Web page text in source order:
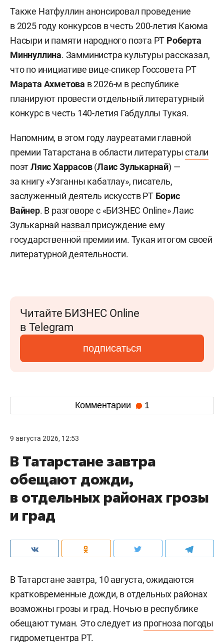
Также Натфуллин анонсировал проведение
в 2025 году конкурсов в честь 200-летия Каюма
Насыри и памяти народного поэта РТ Роберта
Миннуллина. Замминистра культуры рассказал,
что по инициативе вице-спикер Госсовета РТ
Марата Ахметова в 2026-м в республике
планируют провести отдельный литературный
конкурс в честь 140-летия Габдуллы Тукая.
Напомним, в этом году лауреатами главной
премии Татарстана в области литературыстали
поэтЛяис Харрасов(Лаис Зулькарнай) —
за книгу «Узганны кабатлау», писатель,
заслуженный деятель искусств РТ Борис
Вайнер. В разговоре с «БИЗНЕС Online» Лаис
Зулькарнай назвал присуждение ему
государственной премии им. Тукая итогом своей
литературной деятельности.
Читайте БИЗНЕС Online
в Telegram
подписаться
Комментарии 1
9 августа 2026, 12:53
В Татарстане завтра
обещают дожди,
в отдельных районах грозы
и град
В Татарстане завтра, 10 августа, ожидаются
кратковременные дожди, в отдельных районах
возможны грозы и град. Ночью в республике
обещают туман. Это следует из прогноза погоды
гидрометцентра РТ.